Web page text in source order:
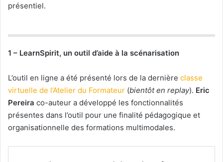
présentiel.
1 – LearnSpirit, un outil d’aide à la scénarisation
L’outil en ligne a été présenté lors de la dernière classe
virtuelle de l’Atelier du Formateur (bientôt en replay). Eric
Pereira co-auteur a développé les fonctionnalités
présentes dans l’outil pour une finalité pédagogique et
organisationnelle des formations multimodales.